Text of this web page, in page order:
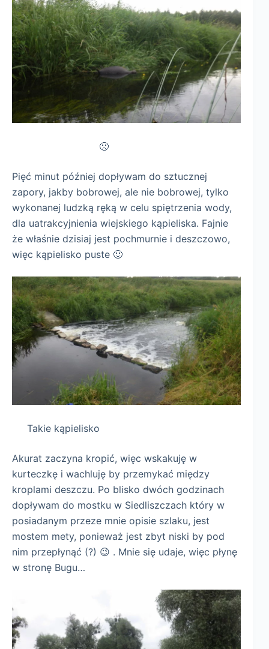
🙁
Pięć minut później dopływam do sztucznej
zapory, jakby bobrowej, ale nie bobrowej, tylko
wykonanej ludzką ręką w celu spiętrzenia wody,
dla uatrakcyjnienia wiejskiego kąpieliska. Fajnie
że właśnie dzisiaj jest pochmurnie i deszczowo,
więc kąpielisko puste 🙂
Takie kąpielisko
Akurat zaczyna kropić, więc wskakuję w
kurteczkę i wachluję by przemykać między
kroplami deszczu. Po blisko dwóch godzinach
dopływam do mostku w Siedliszczach który w
posiadanym przeze mnie opisie szlaku, jest
mostem mety, ponieważ jest zbyt niski by pod
nim przepłynąć (?) 😉 . Mnie się udaje, więc płynę
w stronę Bugu…